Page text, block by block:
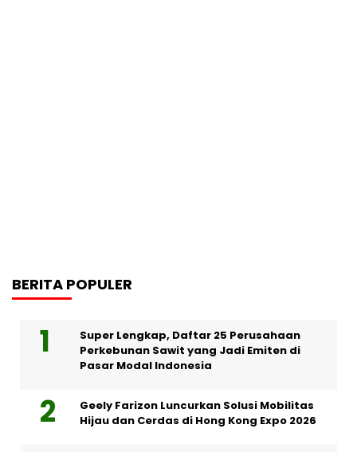
BERITA POPULER
Super Lengkap, Daftar 25 Perusahaan
Perkebunan Sawit yang Jadi Emiten di
Pasar Modal Indonesia
Geely Farizon Luncurkan Solusi Mobilitas
Hijau dan Cerdas di Hong Kong Expo 2026